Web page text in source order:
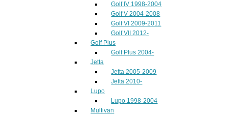
Golf IV 1998-2004
Golf V 2004-2008
Golf VI 2009-2011
Golf VII 2012-
Golf Plus
Golf Plus 2004-
Jetta
Jetta 2005-2009
Jetta 2010-
Lupo
Lupo 1998-2004
Multivan